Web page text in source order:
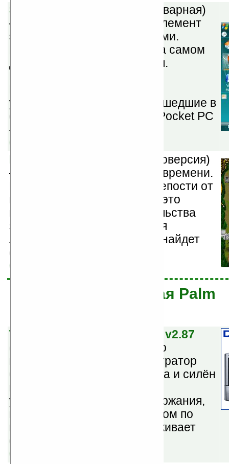
Spb Pocket Plus v4.0
(шареварная)
— многофункциональный элемент
экрана 'Сегодня' с закладками.
Кнопка 'Закрыть', которая на самом
деле закрывает приложения.
Поддержка ZIP архивов в
Проводнике. И другие
усовершенствования, не вошедшие в
официальные обновления Pocket PC
— всё в одном продукте!
Скачать
Resco Defender v1.02
(демоверсия)
— это стратегия реального времени.
Ваша задача — оборона крепости от
вражеских набегов. Делать это
необходимо путем строительства
защитных башен и создания
лабиринтов в которых враг найдет
свою смерть.
Скачать
Garnet OS (бывшая Palm
Town Compass DataViewer v2.87
(
) — интуитивно
понятный, мощный демонстратор
баз данных. Удобен как книга и силён
как компьютер. Навигация
упрощается наличием содержания,
индексным поиском и поиском по
ключевым словам. Поддерживает
отображение графики.
Скачать